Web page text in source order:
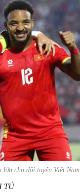
lớn cho đội tuyển Việt Nam
TÚ